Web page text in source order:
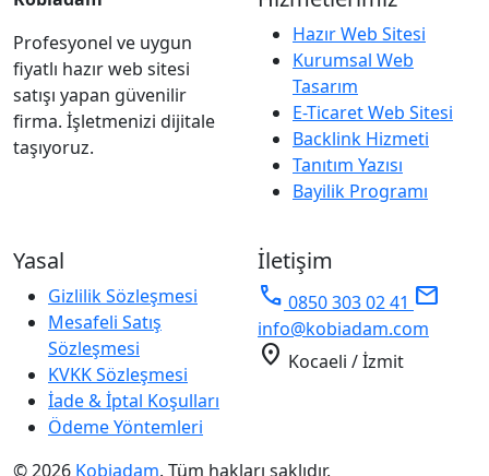
Profesyonel ve uygun
fiyatlı hazır web sitesi
satışı yapan güvenilir
firma. İşletmenizi dijitale
taşıyoruz.
Hazır Web Sitesi
Kurumsal Web
Tasarım
E-Ticaret Web Sitesi
Backlink Hizmeti
Tanıtım Yazısı
Bayilik Programı
Yasal
Gizlilik Sözleşmesi
Mesafeli Satış
Sözleşmesi
KVKK Sözleşmesi
İade & İptal Koşulları
Ödeme Yöntemleri
İletişim
phone 0850 303 02 41 mail
info@kobiadam.com
location_on Kocaeli / İzmit
© 2026 Kobiadam. Tüm hakları saklıdır.